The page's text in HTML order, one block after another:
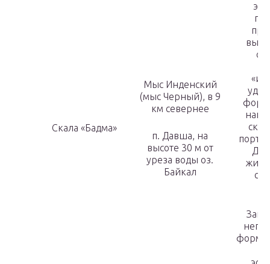
Скала «Бадма»
Мыс Инденский
(мыс Черный), в 9
км севернее
п. Давша, на
высоте 30 м от
уреза воды оз.
Байкал
формы